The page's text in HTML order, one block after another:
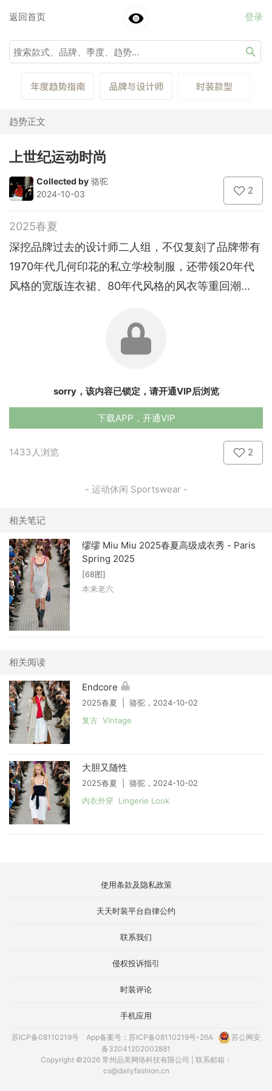
返回首页 登录
趋势正文
上世纪运动时尚
Collected by 骆驼
2024-10-03
2
2025春夏
深挖品牌过去的设计师二人组，不仅复刻了品牌带有
1970年代几何印花的私立学校制服，还带领20年代
风格的宽版连衣裙、80年代风格的风衣等重回潮...
sorry，该内容已锁定，请开通VIP后浏览
下载APP，开通VIP
1433人浏览 2
- 运动休闲 Sportswear -
相关笔记
缪缪 Miu Miu 2025春夏高级成衣秀 - Paris
Spring 2025
[68图]
本来老六
相关阅读
Endcore
2025春夏 | 骆驼，2024-10-02
复古 Vintage
大胆又随性
2025春夏 | 骆驼，2024-10-02
内衣外穿 Lingerie Look
使用条款及隐私政策
天天时装平台自律公约
联系我们
侵权投诉指引
时装评论
手机应用
苏ICP备08110219号 App备案号：苏ICP备08110219号-26A
苏公网安
备32041202002881
Copyright ©2026 常州品美网络科技有限公司 | 联系邮箱：
cs@dailyfashion.cn